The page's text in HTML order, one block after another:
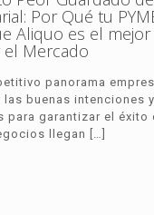
Por Qué tu
Aliquo es el mejor
el Mercado
panorama
las buenas intenciones
para garantizar el éxito
llegan […]